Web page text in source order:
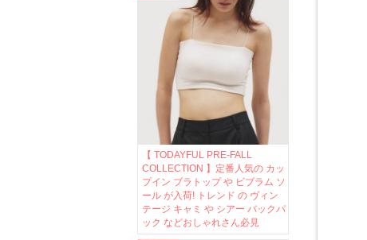
【 TODAYFUL PRE-FALL
COLLECTION 】定番人気の カッ
プイン ブラトップ や ビブラム ソ
ール が入荷! トレンド の ヴィン
テージ キャミ や シアー バックパ
ック などおしゃれさん必見